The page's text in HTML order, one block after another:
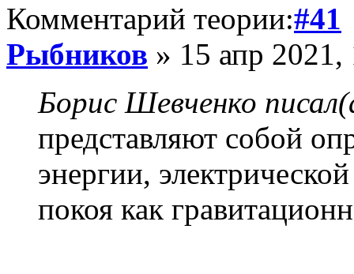
Комментарий теории:#41
Рыбников » 15 апр 2021,
Борис Шевченко
представляют собой
энергии,
покоя как